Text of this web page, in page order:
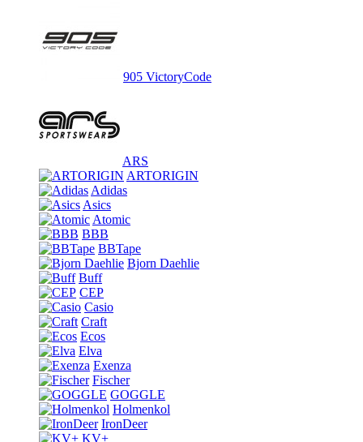
905 VictoryCode
ARS
ARTORIGIN
Adidas
Asics
Atomic
BBB
BBTape
Bjorn Daehlie
Buff
CEP
Casio
Craft
Ecos
Elva
Exenza
Fischer
GOGGLE
Holmenkol
IronDeer
KV+